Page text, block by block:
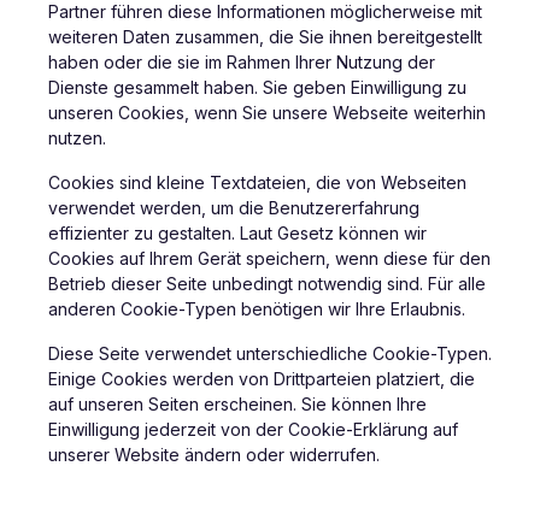
Partner führen diese Informationen möglicherweise mit
weiteren Daten zusammen, die Sie ihnen bereitgestellt
haben oder die sie im Rahmen Ihrer Nutzung der
Dienste gesammelt haben. Sie geben Einwilligung zu
unseren Cookies, wenn Sie unsere Webseite weiterhin
nutzen.
Cookies sind kleine Textdateien, die von Webseiten
verwendet werden, um die Benutzererfahrung
effizienter zu gestalten. Laut Gesetz können wir
Cookies auf Ihrem Gerät speichern, wenn diese für den
Betrieb dieser Seite unbedingt notwendig sind. Für alle
anderen Cookie-Typen benötigen wir Ihre Erlaubnis.
Diese Seite verwendet unterschiedliche Cookie-Typen.
Einige Cookies werden von Drittparteien platziert, die
auf unseren Seiten erscheinen. Sie können Ihre
Einwilligung jederzeit von der Cookie-Erklärung auf
unserer Website ändern oder widerrufen.